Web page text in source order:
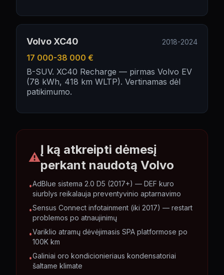
Volvo XC40 2018-2024
17 000-38 000 €
B-SUV. XC40 Recharge — pirmas Volvo EV
(78 kWh, 418 km WLTP). Vertinamas dėl
patikimumo.
⚠
Į ką atkreipti dėmesį
perkant naudotą Volvo
•AdBlue sistema 2.0 D5 (2017+) — DEF kuro
siurblys reikalauja preventyvinio aptarnavimo
•Sensus Connect infotainment (iki 2017) — restart
problemos po atnaujinimų
•Variklio atramų dėvėjimasis SPA platformose po
100K km
•Galiniai oro kondicionieriaus kondensatoriai
šaltame klimate